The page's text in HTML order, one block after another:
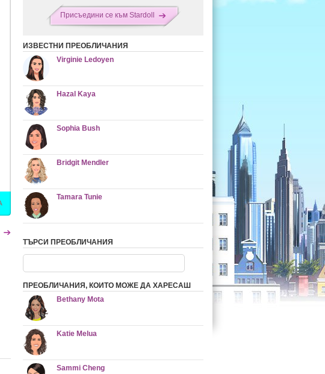
Присъедини се към Stardoll
ИЗВЕСТНИ ПРЕОБЛИЧАНИЯ
Virginie Ledoyen
Hazal Kaya
Sophia Bush
Bridgit Mendler
Tamara Tunie
ТЪРСИ ПРЕОБЛИЧАНИЯ
ПРЕОБЛИЧАНИЯ, КОИТО МОЖЕ ДА ХАРЕСАШ
Bethany Mota
Katie Melua
Sammi Cheng